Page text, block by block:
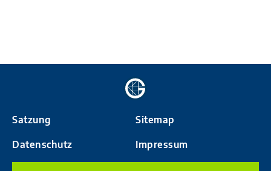
Zur
Startseite
Satzung Sitemap
Datenschutz Impressum